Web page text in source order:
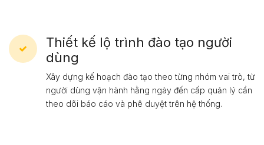
Thiết kế lộ trình đào tạo người
dùng
Xây dựng kế hoạch đào tạo theo từng nhóm vai trò, từ
người dùng vận hành hằng ngày đến cấp quản lý cần
theo dõi báo cáo và phê duyệt trên hệ thống.